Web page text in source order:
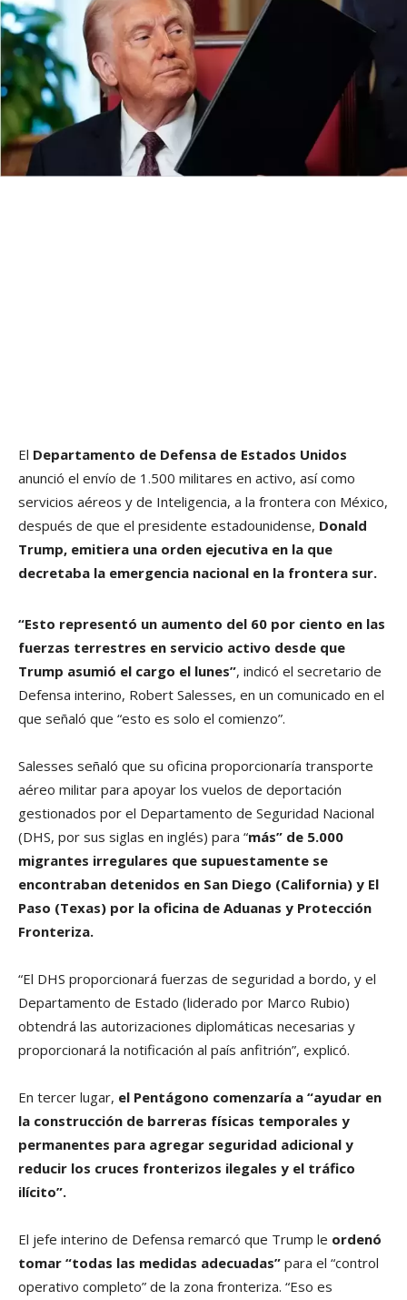
El Departamento de Defensa de Estados Unidos
anunció el envío de 1.500 militares en activo, así como
servicios aéreos y de Inteligencia, a la frontera con México,
después de que el presidente estadounidense, Donald
Trump, emitiera una orden ejecutiva en la que
decretaba la emergencia nacional en la frontera sur.
“Esto representó un aumento del 60 por ciento en las
fuerzas terrestres en servicio activo desde que
Trump asumió el cargo el lunes”, indicó el secretario de
Defensa interino, Robert Salesses, en un comunicado en el
que señaló que “esto es solo el comienzo”.
Salesses señaló que su oficina proporcionaría transporte
aéreo militar para apoyar los vuelos de deportación
gestionados por el Departamento de Seguridad Nacional
(DHS, por sus siglas en inglés) para “más” de 5.000
migrantes irregulares que supuestamente se
encontraban detenidos en San Diego (California) y El
Paso (Texas) por la oficina de Aduanas y Protección
Fronteriza.
“El DHS proporcionará fuerzas de seguridad a bordo, y el
Departamento de Estado (liderado por Marco Rubio)
obtendrá las autorizaciones diplomáticas necesarias y
proporcionará la notificación al país anfitrión”, explicó.
En tercer lugar, el Pentágono comenzaría a “ayudar en
la construcción de barreras físicas temporales y
permanentes para agregar seguridad adicional y
reducir los cruces fronterizos ilegales y el tráfico
ilícito”.
El jefe interino de Defensa remarcó que Trump le ordenó
tomar “todas las medidas adecuadas” para el “control
operativo completo” de la zona fronteriza. “Eso es